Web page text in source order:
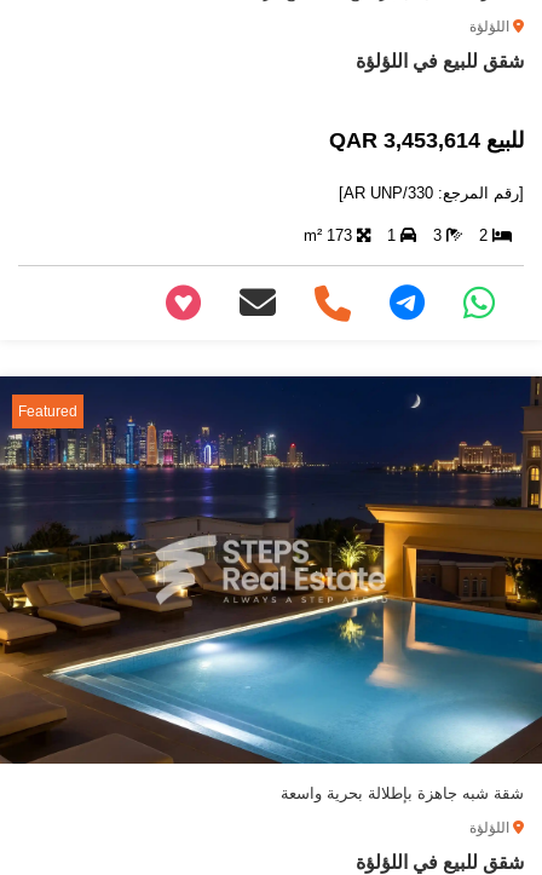
اللؤلؤة
شقق للبيع في اللؤلؤة
للبيع 3,453,614 QAR
[رقم المرجع: AR UNP/330]
2
3
1
173 m²
Featured
شقة شبه جاهزة بإطلالة بحرية واسعة
اللؤلؤة
شقق للبيع في اللؤلؤة